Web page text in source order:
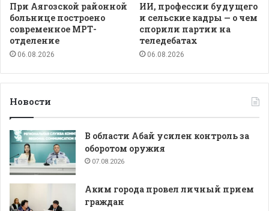
При Аягозской районной
больнице построено
современное МРТ-
отделение
06.08.2026
ИИ, профессии будущего
и сельские кадры — о чем
спорили партии на
теледебатах
06.08.2026
Новости
В области Абай усилен контроль за
оборотом оружия
07.08.2026
Аким города провел личный прием
граждан